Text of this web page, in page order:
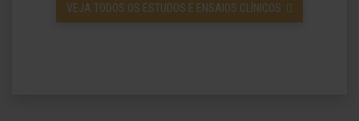
VEJA TODOS OS ESTUDOS E ENSAIOS CLÍNICOS